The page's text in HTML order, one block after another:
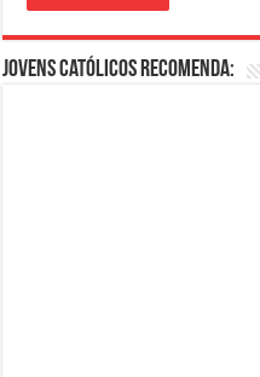
Jovens Católicos Recomenda: